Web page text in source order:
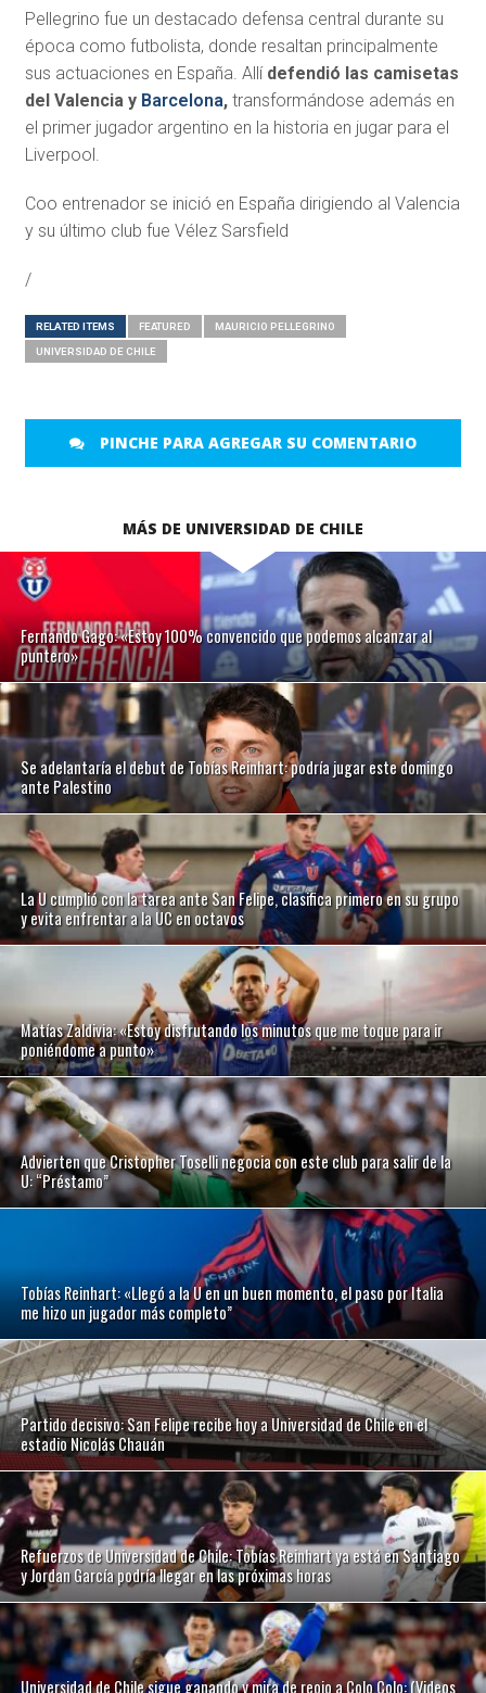
Pellegrino fue un destacado defensa central durante su
época como futbolista, donde resaltan principalmente
sus actuaciones en España. Allí defendió las camisetas
del Valencia y Barcelona,transformándose además en
el primer jugador argentino en la historia en jugar para el
Liverpool.
Coo entrenador se inició en España dirigiendo al Valencia
y su último club fue Vélez Sarsfield
/
RELATED ITEMS FEATURED MAURICIO PELLEGRINO
UNIVERSIDAD DE CHILE
PINCHE PARA AGREGAR SU COMENTARIO
MÁS DE UNIVERSIDAD DE CHILE
Fernando Gago: «Estoy 100% convencido que podemos alcanzar al
puntero»
Se adelantaría el debut de Tobías Reinhart: podría jugar este domingo
ante Palestino
La U cumplió con la tarea ante San Felipe, clasifica primero en su grupo
y evita enfrentar a la UC en octavos
Matías Zaldivia: «Estoy disfrutando los minutos que me toque para ir
poniéndome a punto»
Advierten que Cristopher Toselli negocia con este club para salir de la
U: “Préstamo”
Tobías Reinhart: «Llegó a la U en un buen momento, el paso por Italia
me hizo un jugador más completo”
Partido decisivo: San Felipe recibe hoy a Universidad de Chile en el
estadio Nicolás Chauán
Refuerzos de Universidad de Chile: Tobías Reinhart ya está en Santiago
y Jordan García podría llegar en las próximas horas
Universidad de Chile sigue ganando y mira de reojo a Colo Colo: (Videos